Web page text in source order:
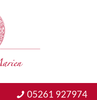
05261 927974